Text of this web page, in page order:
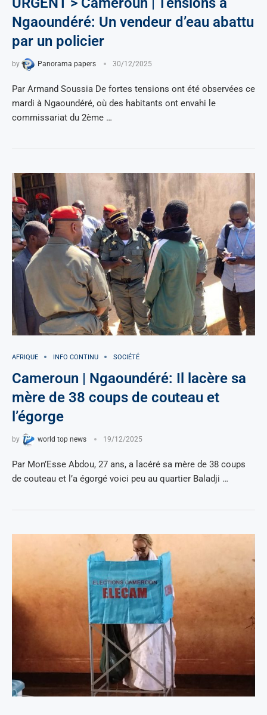
Ngaoundéré: Un vendeur d’eau abattu
par un policier
by Panorama papers 30/12/2025
Par Armand Soussia De fortes tensions ont été observées ce
mardi à Ngaoundéré, où des habitants ont envahi le
commissariat du 2ème …
AFRIQUE INFO CONTINU SOCIÉTÉ
Cameroun | Ngaoundéré: Il lacère sa
mère de 38 coups de couteau et
l’égorge
by world top news 19/12/2025
Par Mon’Esse Abdou, 27 ans, a lacéré sa mère de 38 coups
de couteau et l’a égorgé voici peu au quartier Baladji …